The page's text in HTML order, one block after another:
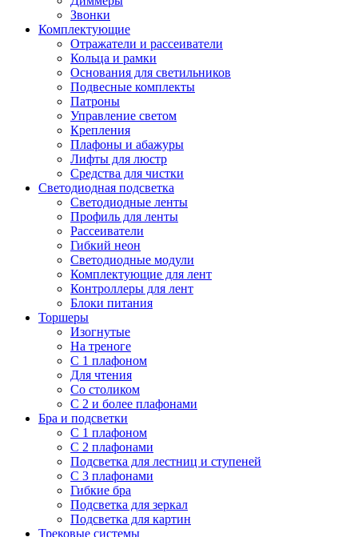
Звонки
Комплектующие
Отражатели и рассеиватели
Кольца и рамки
Основания для светильников
Подвесные комплекты
Патроны
Управление светом
Крепления
Плафоны и абажуры
Лифты для люстр
Средства для чистки
Светодиодная подсветка
Светодиодные ленты
Профиль для ленты
Рассеиватели
Гибкий неон
Светодиодные модули
Комплектующие для лент
Контроллеры для лент
Блоки питания
Торшеры
Изогнутые
На треноге
С 1 плафоном
Для чтения
Со столиком
С 2 и более плафонами
Бра и подсветки
С 1 плафоном
С 2 плафонами
Подсветка для лестниц и ступеней
С 3 плафонами
Гибкие бра
Подсветка для зеркал
Подсветка для картин
Трековые системы